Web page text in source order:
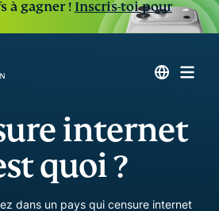
à gagner ! Inscris-toi pour
internet
quoi ?
dans un pays qui censure internet